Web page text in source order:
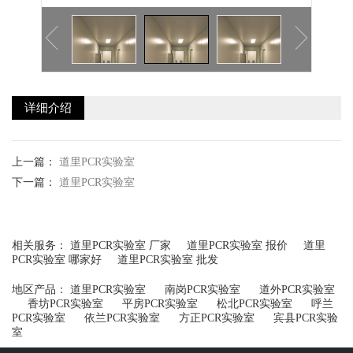
详细介绍
上一篇： 道里PCR实验室
下一篇： 道里PCR实验室
相关服务： 道里PCR实验室 厂家 道里PCR实验室 报价
道里
PCR实验室 哪家好
道里PCR实验室 批发
地区产品： 道里PCR实验室 南岗PCR实验室
道外PCR实验室
香坊PCR实验室
平房PCR实验室 松北PCR实验室
呼兰
PCR实验室
依兰PCR实验室 方正PCR实验室
宾县PCR实验
室